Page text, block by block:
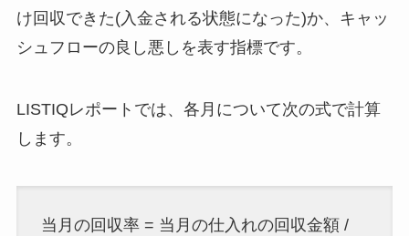
け回収できた(入金される状態になった)か、キャッ
シュフローの良し悪しを表す指標です。
LISTIQレポートでは、各月について次の式で計算
します。
当月の回収率 = 当月の仕入れの回収金額 /